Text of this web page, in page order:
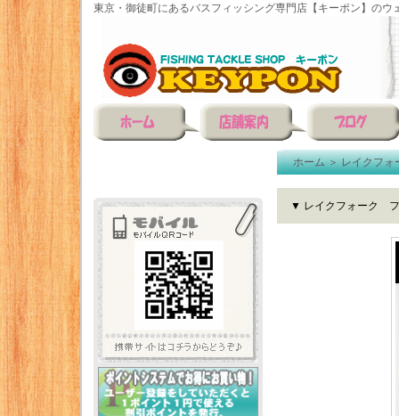
東京・御徒町にあるバスフィッシング専門店【キーポン】のウ
ホーム＞レイクフォ
▼ レイクフォーク フ